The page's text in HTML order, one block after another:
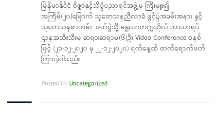
မြန်မာနိုင်ငံ ဝိဇ္ဇာနှင့်သိပ္ပံပညာရှင်အဖွဲ့မှ ကြီးမှူး၍
အကြိမ်(၂၀)မြောက် သုတေသနညီလာခံ ဖွင့်ပွဲအခမ်းအနား နှင့်
သုတေသနစာတမ်း ဖတ်ပွဲသို့ မန္တလာတက္ကသိုလ် ဘာသာရပ်
ဌာနအသီးသီးမှ ဆရာ၊ဆရာမ(၆)ဦး Video Conference စနစ်
ဖြင့် (၂၁-၁၂-၂၀၂၀ မှ ၂၂-၁၂-၂၀၂၀) ရက်နေ့ထိ တက်ရောက်ဖတ်
ကြားခဲ့ပါသည်။
Posted in: Uncategorized